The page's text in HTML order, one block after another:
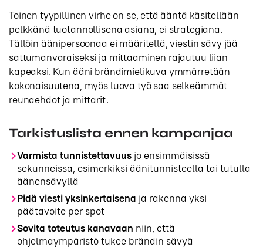
Toinen tyypillinen virhe on se, että ääntä käsitellään
pelkkänä tuotannollisena asiana, ei strategiana.
Tällöin äänipersoonaa ei määritellä, viestin sävy jää
sattumanvaraiseksi ja mittaaminen rajautuu liian
kapeaksi. Kun ääni brändimielikuva ymmärretään
kokonaisuutena, myös luova työ saa selkeämmät
reunaehdot ja mittarit.
Tarkistuslista ennen kampanjaa
Varmista tunnistettavuus jo ensimmäisissä
sekunneissa, esimerkiksi äänitunnisteella tai tutulla
äänensävyllä
Pidä viesti yksinkertaisena ja rakenna yksi
päätavoite per spot
Sovita toteutus kanavaan niin, että
ohjelmaympäristö tukee brändin sävyä